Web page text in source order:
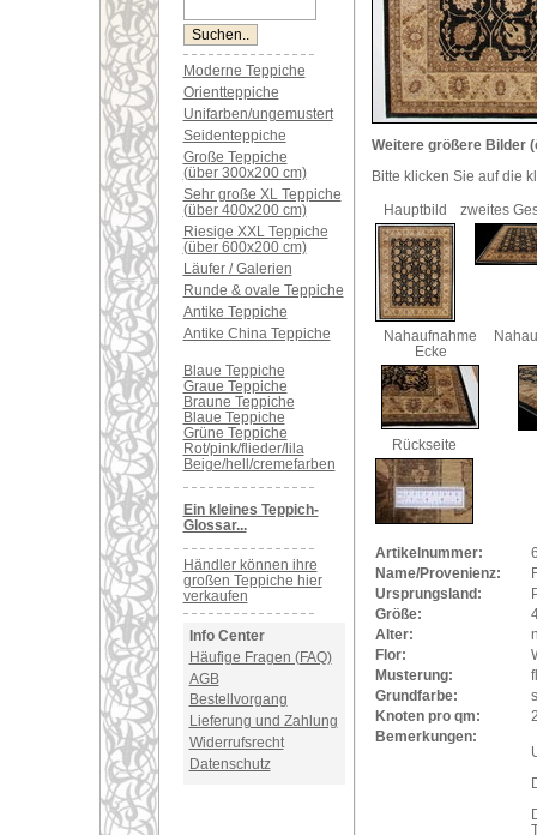
Moderne Teppiche
Orientteppiche
Unifarben/ungemustert
Seidenteppiche
Große Teppiche
(über 300x200 cm)
Sehr große XL Teppiche
(über 400x200 cm)
Riesige XXL Teppiche
(über 600x200 cm)
Läufer / Galerien
Runde & ovale Teppiche
Antike Teppiche
Antike China Teppiche
Blaue Teppiche
Graue Teppiche
Braune Teppiche
Blaue Teppiche
Grüne Teppiche
Rot/pink/flieder/lila
Beige/hell/cremefarben
Ein kleines Teppich-
Glossar...
Händler können ihre
großen Teppiche hier
verkaufen
Info Center
Häufige Fragen (FAQ)
AGB
Bestellvorgang
Lieferung und Zahlung
Widerrufsrecht
Datenschutz
Weitere größere Bilder
Bitte klicken Sie auf die
Hauptbild
zweites
Nahaufnahme
Ecke
Rückseite
Artikelnummer:
Name/Provenienz:
Ursprungsland:
Größe:
Alter:
Flor:
Musterung:
Grundfarbe:
Knoten pro qm:
Bemerkungen: